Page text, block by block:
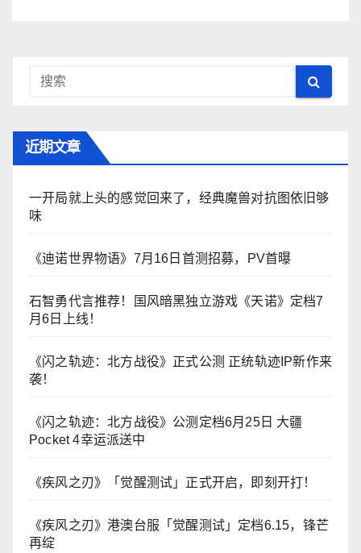
近期文章
一开局就上头的感觉回来了，经典魔兽对抗图依旧够
味
《迪诺世界物语》7月16日首测招募，PV首曝
石智勇代言推荐！国风暗黑独立游戏《天诺》定档7
月6日上线！
《闪之轨迹：北方战役》正式公测 正统轨迹IP新作来
袭！
《闪之轨迹：北方战役》公测定档6月25日 大疆
Pocket 4幸运派送中
《疾风之刃》「觉醒测试」正式开启，即刻开打！
《疾风之刃》港澳台服「觉醒测试」定档6.15，锋芒
再绽